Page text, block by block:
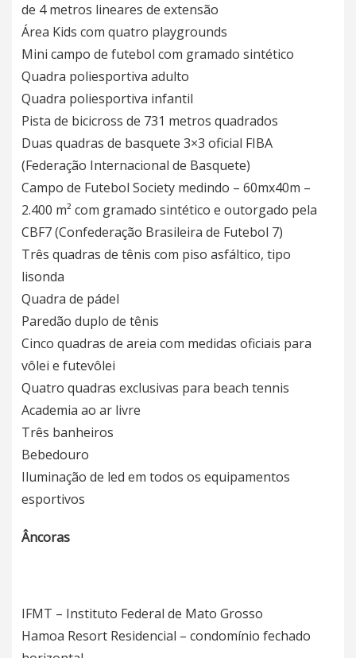
de 4 metros lineares de extensão
Área Kids com quatro playgrounds
Mini campo de futebol com gramado sintético
Quadra poliesportiva adulto
Quadra poliesportiva infantil
Pista de bicicross de 731 metros quadrados
Duas quadras de basquete 3×3 oficial FIBA
(Federação Internacional de Basquete)
Campo de Futebol Society medindo – 60mx40m –
2.400 m² com gramado sintético e outorgado pela
CBF7 (Confederação Brasileira de Futebol 7)
Três quadras de tênis com piso asfáltico, tipo
lisonda
Quadra de pádel
Paredão duplo de tênis
Cinco quadras de areia com medidas oficiais para
vôlei e futevôlei
Quatro quadras exclusivas para beach tennis
Academia ao ar livre
Três banheiros
Bebedouro
Iluminação de led em todos os equipamentos
esportivos
Âncoras
IFMT – Instituto Federal de Mato Grosso
Hamoa Resort Residencial – condomínio fechado